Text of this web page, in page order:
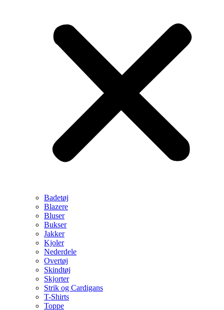
Badetøj
Blazere
Bluser
Bukser
Jakker
Kjoler
Nederdele
Overtøj
Skindtøj
Skjorter
Strik og Cardigans
T-Shirts
Toppe